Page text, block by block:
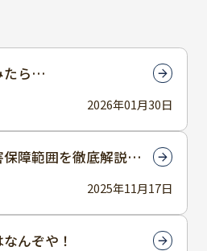
2026年01月30日
たら…
2025年11月17日
障範囲を徹底解説！
？
んぞや！